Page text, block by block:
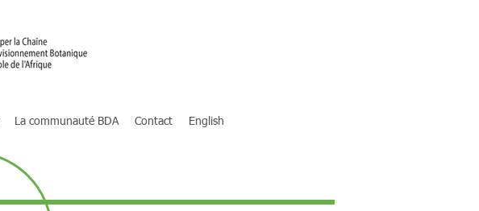
La communauté BDA Contact English